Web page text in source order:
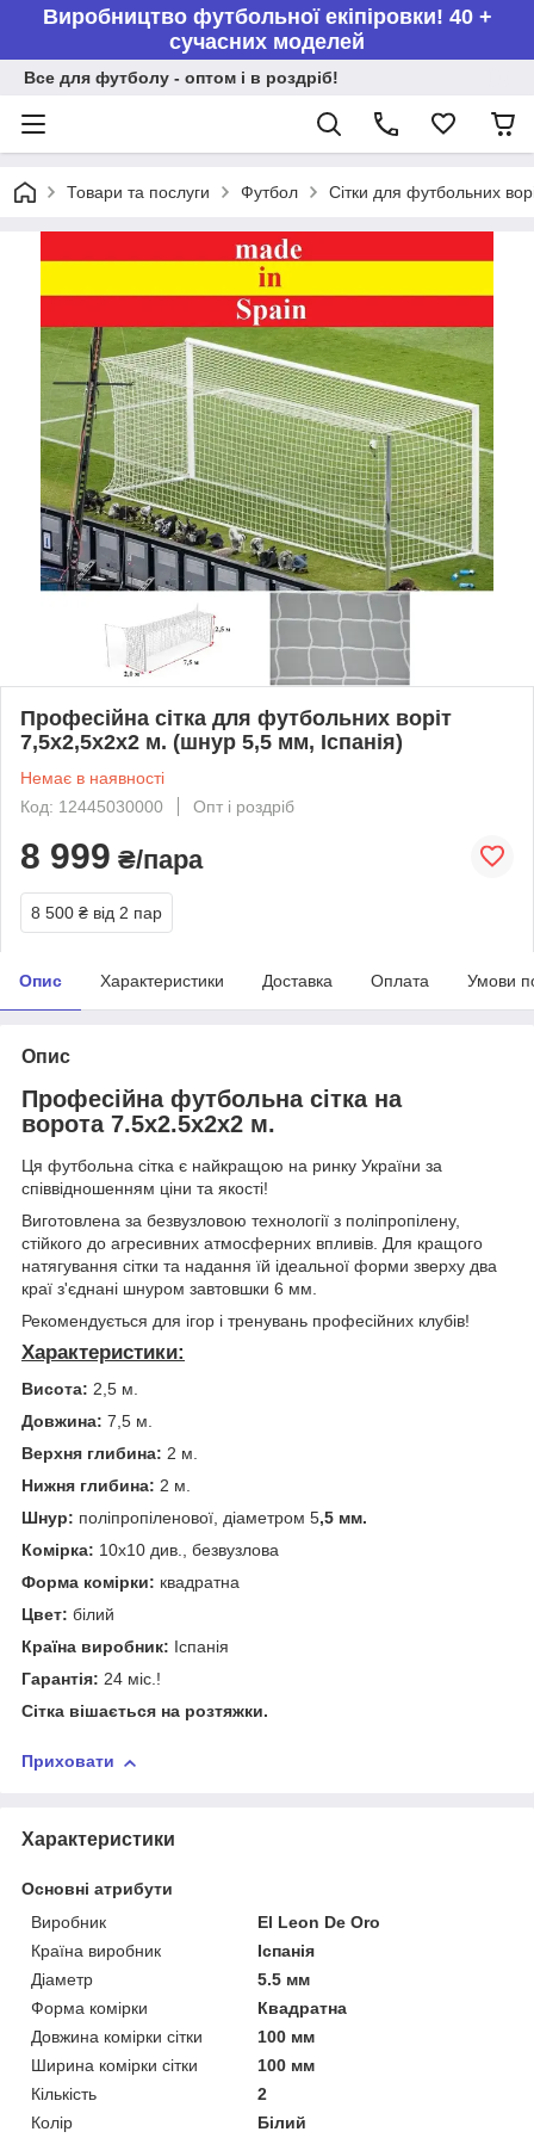
Виробництво футбольної екіпіровки! 40 +
сучасних моделей
Все для футболу - оптом і в роздріб!
Товари та послуги Футбол Сітки для футбольних
Професійна сітка для футбольних воріт
7,5х2,5х2х2 м. (шнур 5,5 мм, Іспанія)
Немає в наявності
Код: 12445030000
Опт і роздріб
8 999 ₴/пара
8 500 ₴ від 2 пар
Опис Характеристики Доставка Оплата Умови
Опис
Професійна футбольна сітка на
ворота 7.5х2.5х2х2 м.
Ця футбольна сітка є найкращою на ринку України за
співвідношенням ціни та якості!
Виготовлена за безвузловою технології з поліпропілену,
стійкого до агресивних атмосферних впливів. Для кращого
натягування сітки та надання їй ідеальної форми зверху два
краї з'єднані шнуром завтовшки 6 мм.
Рекомендується для ігор і тренувань професійних клубів!
Характеристики:
Висота: 2,5 м.
Довжина: 7,5 м.
Верхня глибина: 2 м.
Нижня глибина: 2 м.
Шнур: поліпропіленової, діаметром 5,5 мм.
Комірка: 10х10 див., безвузлова
Форма комірки: квадратна
Цвет: білий
Країна виробник: Іспанія
Гарантія: 24 міс.!
Сітка вішається на розтяжки.
Приховати
Характеристики
Основні атрибути
Виробник
El Leon De Oro
Країна виробник
Іспанія
Діаметр
5.5 мм
Форма комірки
Квадратна
Довжина комірки сітки
100 мм
Ширина комірки сітки
100 мм
Кількість
2
Колір
Білий